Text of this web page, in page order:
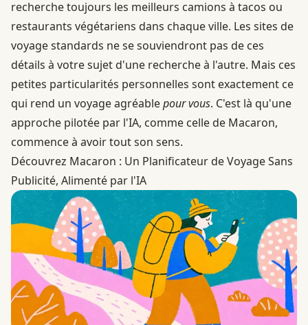
recherche toujours les meilleurs camions à tacos ou
restaurants végétariens dans chaque ville. Les sites de
voyage standards ne se souviendront pas de ces
détails à votre sujet d'une recherche à l'autre. Mais ces
petites particularités personnelles sont exactement ce
qui rend un voyage agréablepour vous. C'est là qu'une
approche pilotée par l'IA, comme celle de Macaron,
commence à avoir tout son sens.
Découvrez Macaron : Un Planificateur de Voyage Sans
Publicité, Alimenté par l'IA